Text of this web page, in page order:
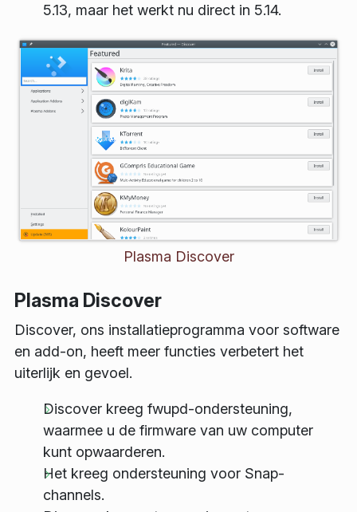
5.13, maar het werkt nu direct in 5.14.
Plasma Discover
Plasma Discover
Discover, ons installatieprogramma voor software
en add-on, heeft meer functies verbetert het
uiterlijk en gevoel.
Discover kreeg fwupd-ondersteuning,
waarmee u de firmware van uw computer
kunt opwaarderen.
Het kreeg ondersteuning voor Snap-
channels.